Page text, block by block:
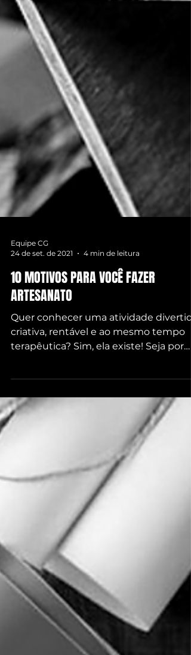
Equipe CG
24 de set. de 2021
4 min de leitura
10 MOTIVOS PARA VOCÊ FAZER
ARTESANATO
Quer conhecer uma atividade